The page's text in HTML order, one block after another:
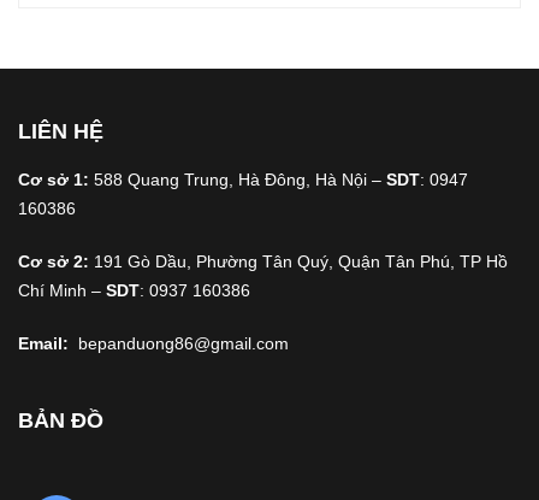
LIÊN HỆ
Cơ sở 1: 588 Quang Trung, Hà Đông, Hà Nội – SDT: 0947
160386
Cơ sở 2: 191 Gò Dầu, Phường Tân Quý, Quận Tân Phú, TP Hồ
Chí Minh – SDT: 0937 160386
Email: bepanduong86@gmail.com
BẢN ĐỒ